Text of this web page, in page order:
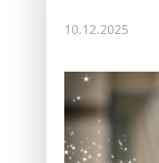
10.12.2025